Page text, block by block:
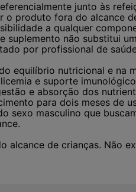
junto às
o produto fora do alcance
a qualquer
suplemento não substitui
por profissional de
equilíbrio nutricional e na
e suporte
e absorção dos
para dois meses de
sexo masculino que
alcance de crianças. Não